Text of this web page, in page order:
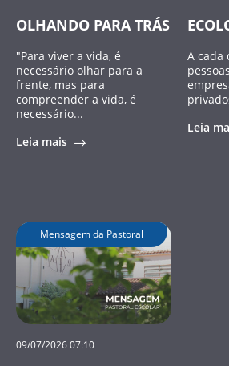
OLHANDO PARA TRÁS
"Para viver a vida, é
necessário olhar para a
frente, mas para
compreender a vida, é
necessário...
Leia mais
A cada
Leia
Mensagem da Pastoral
09/07/2026 07:10